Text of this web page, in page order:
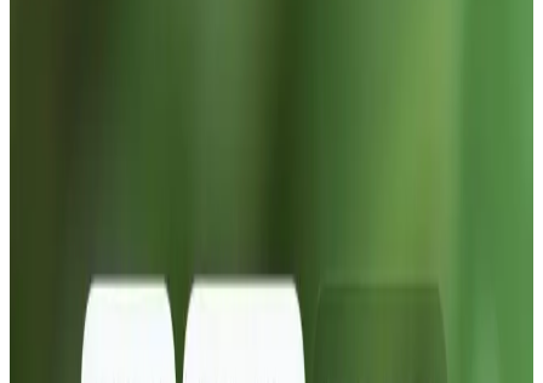
nøkkelen er gyldig og at API-et er
aktivert for prosjektet. - 429: Du